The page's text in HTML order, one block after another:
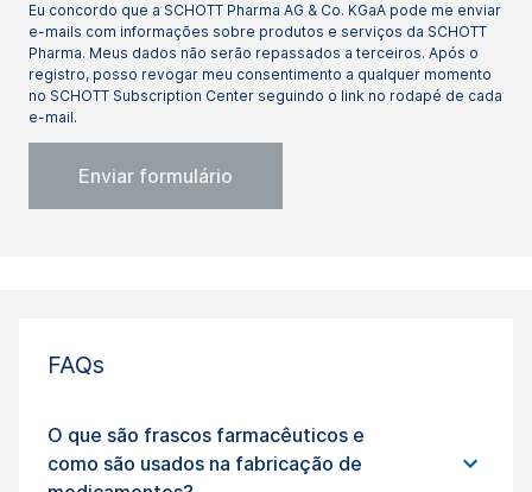
Eu concordo que a SCHOTT Pharma AG & Co. KGaA pode me enviar
e-mails com informações sobre produtos e serviços da SCHOTT
Pharma. Meus dados não serão repassados a terceiros. Após o
registro, posso revogar meu consentimento a qualquer momento
no SCHOTT Subscription Center seguindo o link no rodapé de cada
e-mail.
FAQs
O que são frascos farmacêuticos e
como são usados ​​na fabricação de